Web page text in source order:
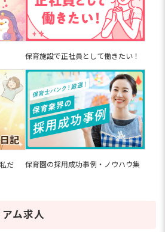
保育施設で正社員として働きたい！
だ
保育園の採用成功事例・ノウハウ集
ム求人